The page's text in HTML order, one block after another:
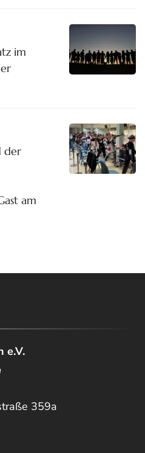
im
der
am
e.V.
359a